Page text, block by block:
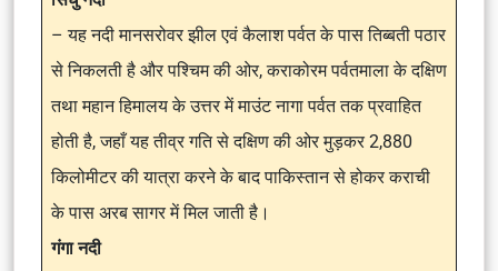
– यह नदी मानसरोवर झील एवं कैलाश पर्वत के पास तिब्बती पठार
से निकलती है और पश्चिम की ओर, कराकोरम पर्वतमाला के दक्षिण
तथा महान हिमालय के उत्तर में माउंट नागा पर्वत तक प्रवाहित
होती है, जहाँ यह तीव्र गति से दक्षिण की ओर मुड़कर 2,880
किलोमीटर की यात्रा करने के बाद पाकिस्तान से होकर कराची
के पास अरब सागर में मिल जाती है।
गंगा नदी